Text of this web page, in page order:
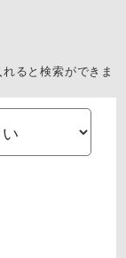
ると検索ができま